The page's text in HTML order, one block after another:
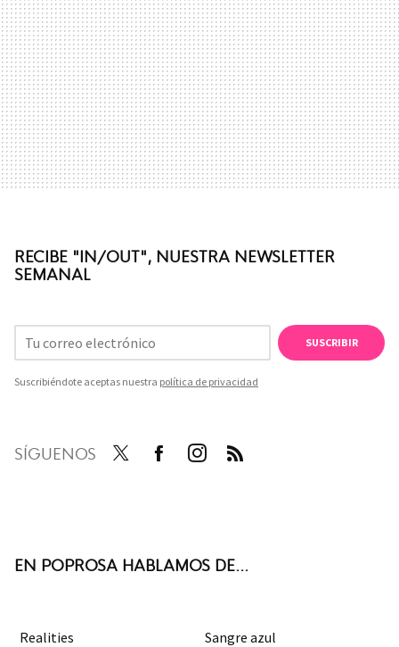
RECIBE "IN/OUT", NUESTRA NEWSLETTER
SEMANAL
SUSCRIBIR
Suscribiéndote aceptas nuestra política de privacidad
SÍGUENOS
EN POPROSA HABLAMOS DE...
Realities Sangre azul